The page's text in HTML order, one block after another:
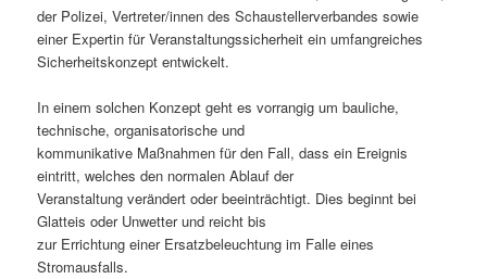
der Polizei, Vertreter/innen des Schaustellerverbandes sowie
einer Expertin für Veranstaltungssicherheit ein umfangreiches
Sicherheitskonzept entwickelt.
In einem solchen Konzept geht es vorrangig um bauliche,
technische, organisatorische und
kommunikative Maßnahmen für den Fall, dass ein Ereignis
eintritt, welches den normalen Ablauf der
Veranstaltung verändert oder beeinträchtigt. Dies beginnt bei
Glatteis oder Unwetter und reicht bis
zur Errichtung einer Ersatzbeleuchtung im Falle eines
Stromausfalls.